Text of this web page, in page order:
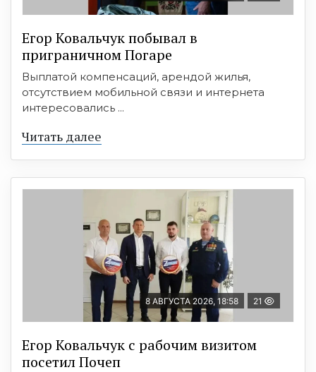
Егор Ковальчук побывал в
приграничном Погаре
Выплатой компенсаций, арендой жилья,
отсутствием мобильной связи и интернета
интересовались ...
Читать далее
8 АВГУСТА 2026, 18:58 21
Егор Ковальчук с рабочим визитом
посетил Почеп